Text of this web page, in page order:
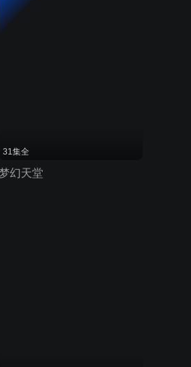
31集全
幻天堂